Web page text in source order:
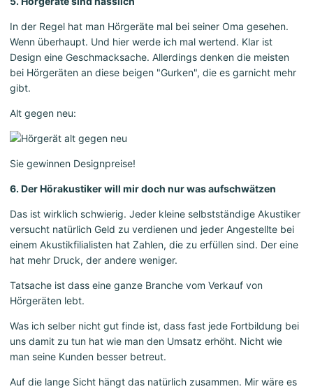
In der Regel hat man Hörgeräte mal bei seiner Oma gesehen.
Wenn überhaupt. Und hier werde ich mal wertend. Klar ist
Design eine Geschmacksache. Allerdings denken die meisten
bei Hörgeräten an diese beigen "Gurken", die es garnicht mehr
gibt.
Alt gegen neu:
Sie gewinnen Designpreise!
6. Der Hörakustiker will mir doch nur was aufschwätzen
Das ist wirklich schwierig. Jeder kleine selbstständige Akustiker
versucht natürlich Geld zu verdienen und jeder Angestellte bei
einem Akustikfilialisten hat Zahlen, die zu erfüllen sind. Der eine
hat mehr Druck, der andere weniger.
Tatsache ist dass eine ganze Branche vom Verkauf von
Hörgeräten lebt.
Was ich selber nicht gut finde ist, dass fast jede Fortbildung bei
uns damit zu tun hat wie man den Umsatz erhöht. Nicht wie
man seine Kunden besser betreut.
Auf die lange Sicht hängt das natürlich zusammen. Mir wäre es